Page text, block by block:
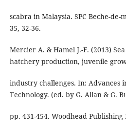
scabra in Malaysia. SPC Beche-
35, 32-36.
Mercier A. & Hamel J.-F. (2013)
hatchery production, juvenile
industry challenges. In: Advances
Technology. (ed. by G. Allan & G.
pp. 431-454. Woodhead